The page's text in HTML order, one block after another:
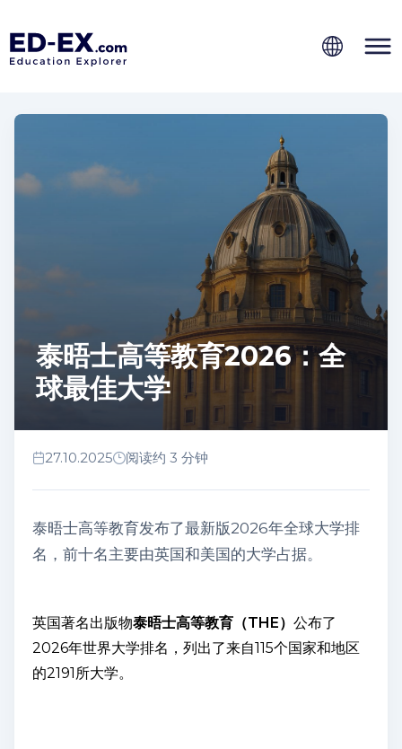
泰晤士高等教育2026：全
球最佳大学
27.10.2025 阅读约 3 分钟
泰晤士高等教育发布了最新版2026年全球大学排
名，前十名主要由英国和美国的大学占据。
英国著名出版物泰晤士高等教育（THE） 公布了
2026年世界大学排名，列出了来自115个国家和地区
的2191所大学。